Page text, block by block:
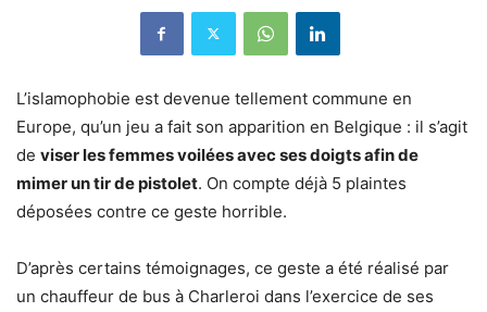
L’islamophobie est devenue tellement commune en
Europe, qu’un jeu a fait son apparition en Belgique : il s’agit
de viser les femmes voilées avec ses doigts afin de
mimer un tir de pistolet. On compte déjà 5 plaintes
déposées contre ce geste horrible.
D’après certains témoignages, ce geste a été réalisé par
un chauffeur de bus à Charleroi dans l’exercice de ses